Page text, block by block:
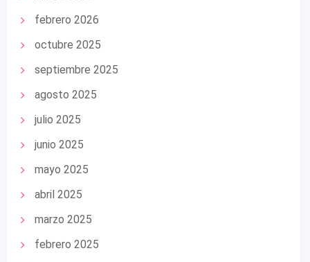
febrero 2026
octubre 2025
septiembre 2025
agosto 2025
julio 2025
junio 2025
mayo 2025
abril 2025
marzo 2025
febrero 2025